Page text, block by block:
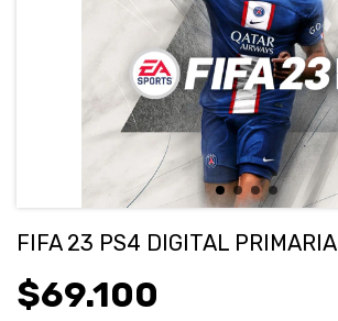
FIFA 23 PS4 DIGITAL PRIMARIA
$69.100